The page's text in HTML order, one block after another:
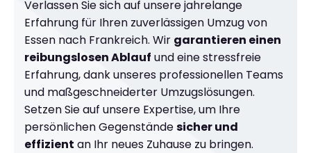
Verlassen Sie sich auf unsere jahrelange
Erfahrung für Ihren zuverlässigen Umzug von
Essen nach Frankreich. Wir garantieren einen
reibungslosen Ablauf und eine stressfreie
Erfahrung, dank unseres professionellen Teams
und maßgeschneiderter Umzugslösungen.
Setzen Sie auf unsere Expertise, um Ihre
persönlichen Gegenständesicher und
effizient an Ihr neues Zuhause zu bringen.